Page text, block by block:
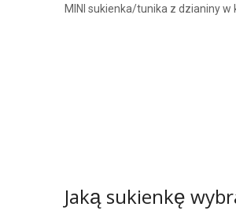
MINI sukienka/tunika z dzianiny w
Jaką sukienkę